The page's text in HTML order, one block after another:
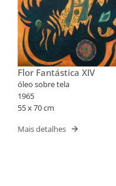
Flor Fantástica XIV
óleo sobre tela
1965
55 x 70 cm
Mais detalhes